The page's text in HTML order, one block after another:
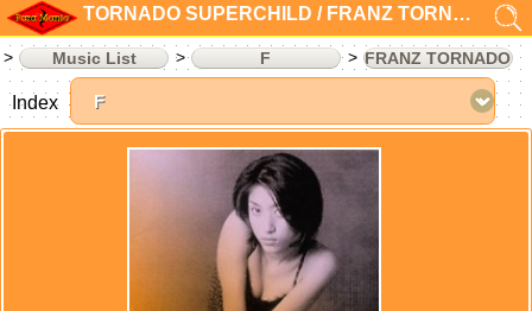
TORNADO SUPERCHILD / FRANZ TORNADO
Music List F FRANZ TORNADO
Index